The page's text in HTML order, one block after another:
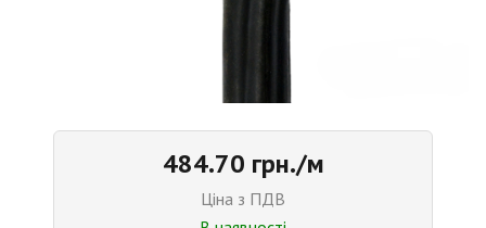
484.70 грн./м
Ціна з ПДВ